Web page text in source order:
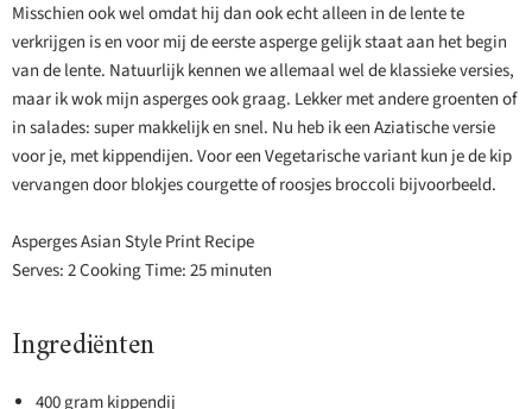
Misschien ook wel omdat hij dan ook echt alleen in de lente te
verkrijgen is en voor mij de eerste asperge gelijk staat aan het begin
van de lente. Natuurlijk kennen we allemaal wel de klassieke versies,
maar ik wok mijn asperges ook graag. Lekker met andere groenten of
in salades: super makkelijk en snel. Nu heb ik een Aziatische versie
voor je, met kippendijen. Voor een Vegetarische variant kun je de kip
vervangen door blokjes courgette of roosjes broccoli bijvoorbeeld.
Asperges Asian Style Print Recipe
Serves: 2 Cooking Time: 25 minuten
Ingrediënten
400 gram kippendij